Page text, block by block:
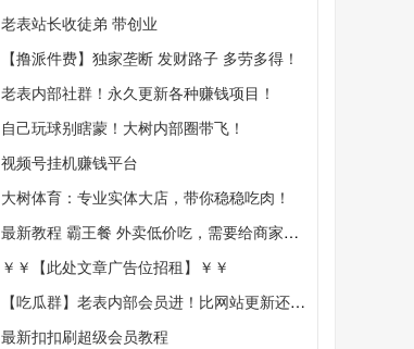
老表站长收徒弟 带创业
【撸派件费】独家垄断 发财路子 多劳多得！
老表内部社群！永久更新各种赚钱项目！
自己玩球别瞎蒙！大树内部圈带飞！
视频号挂机赚钱平台
大树体育：专业实体大店，带你稳稳吃肉！
最新教程 霸王餐 外卖低价吃，需要给商家好评
￥￥【此处文章广告位招租】￥￥
【吃瓜群】老表内部会员进！比网站更新还精彩！
最新扣扣刷超级会员教程